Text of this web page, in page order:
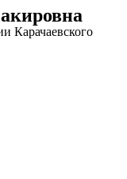
Карачаевского